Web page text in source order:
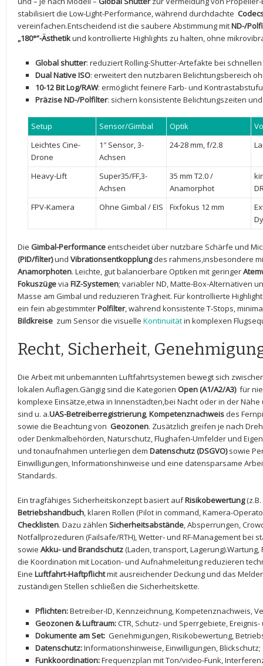
stabilisiert die Low-Light-Performance, während durchdachte ​
vereinfachen.Entscheidend ist die saubere⁤ Abstimmung mitND-/
„180°”-Ästhetikund⁣ kontrollierte Highlights zu halten, ohne
Global shutter: reduziert Rolling-Shutter-Artefakte bei
Dual ‌Native ISO:‍ erweitert⁤ den‌ nutzbaren Belichtungsbereich
10-12 Bit⁤ Log/RAW: ermöglicht⁣ feinere Farb-⁢ und
Präzise ⁣ND-/Polfilter: sichern konsistente ‍Belichtungszeiten
Setup Sensor/Gimbal Optik
Leichtes Cine-
Drone
1″ Sensor, 3-
Achsen
24-28⁤ mm, ⁢f/2.8
Heavy-Lift
Super35/FF,3-
Achsen
35 mm T2.0‍ /⁣
Anamorphot
FPV-Kamera
Ohne Gimbal ⁣/ EIS Fixfokus 12 mm
Die Gimbal-Performanceentscheidet über ​nutzbare Schärfe ⁤und
(PID/filter)⁣und Vibrationsentkopplungdes rahmens,insbesondere
Anamorphoten. ​Leichte, gut balancierbare Optiken mit⁢ geringer
Fokuszügevia FIZ-Systemen; variabler ND, Matte-Box-Alternativen
Masse am Gimbal und reduzieren⁤ Trägheit. Für ⁢kontrollierte
ein fein abgestimmterPolfilter, während konsistente T‑Stops,
Bildkreise ​ zum Sensor die visuelle Kontinuitätin komplexen
Recht, Sicherheit,‍
Die Arbeit mit unbemannten Luftfahrtsystemen bewegt sich
lokalen Auflagen.Gängig sind die ⁢Kategorien Open (A1/A2/A3) für
komplexe Einsätze,etwa in Innenstädten,bei Nacht oder in der
sind u. a.UAS-Betreiberregistrierung,Kompetenznachweis des
sowie die Beachtung von ⁤ Geozonen. Zusätzlich greifen je nach
oder Denkmalbehörden, Naturschutz, ⁢Flughafen-Umfelder und
und tonaufnahmen unterliegen dem​ Datenschutz ‌(DSGVO)sowie
Einwilligungen, Informationshinweise‍ und eine datensparsame
Standards.
Ein tragfähiges Sicherheitskonzept basiert aufRisikobewertung(z.B.
Betriebshandbuch, ‍klaren Rollen ‌(Pilot‍ in⁤ command, Kamera-
Checklisten. Dazu zählen Sicherheitsabstände, Absperrungen,
‍Notfallprozeduren (Failsafe/RTH), Wetter‑ und RF-Management bei
sowie Akku- und Brandschutz(Laden, transport,
⁣die Koordination mit Location- und Aufnahmeleitung reduzieren
Eine Luftfahrt-Haftpflichtmit ausreichender Deckung und das
zuständigen Stellen schließen die Sicherheitskette.
Pflichten:‌Betreiber-ID, Kennzeichnung, ⁣Kompetenznachweis,
Geozonen⁣ & Luftraum:CTR, Schutz- ‌und⁤ Sperrgebiete,
Dokumente ​am Set: Genehmigungen, Risikobewertung,
Datenschutz:Informationshinweise, Einwilligungen,
Funkkoordination:⁣Frequenzplan mit‌ Ton/video‑Funk,